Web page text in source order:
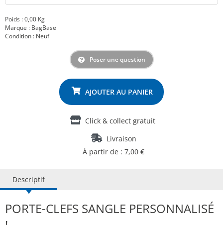
Poids : 0,00 Kg
Marque : BagBase
Condition : Neuf
Poser une question
Click & collect gratuit
Livraison
À partir de : 7,00 €
Descriptif
PORTE-CLEFS SANGLE PERSONNALISÉ